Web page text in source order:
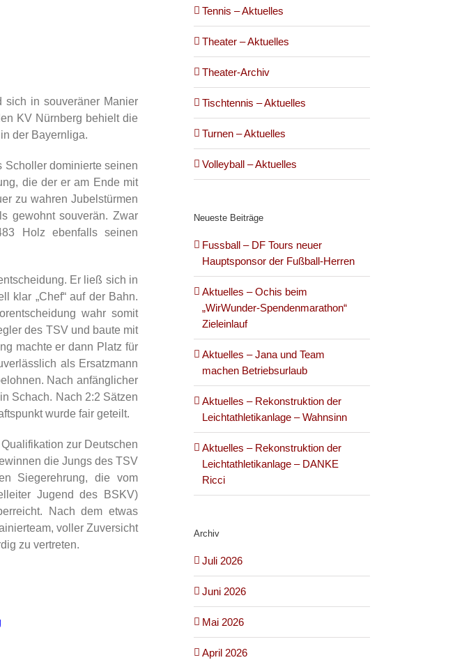
sich in souveräner Manier
KV Nürnberg behielt die
der Bayernliga.
Scholler dominierte seinen
die der er am Ende mit
zu wahren Jubelstürmen
gewohnt souverän. Zwar
Holz ebenfalls seinen
Er ließ sich in
klar „Chef“ auf der Bahn.
wahr somit
des TSV und baute mit
machte er dann Platz für
als Ersatzmann
Nach anfänglicher
Schach. Nach 2:2 Sätzen
wurde fair geteilt.
zur Deutschen
die Jungs des TSV
Siegerehrung, die vom
Jugend des BSKV)
Nach dem etwas
voller Zuversicht
zu vertreten.
Tennis – Aktuelles
Theater – Aktuelles
Theater-Archiv
Tischtennis – Aktuelles
Turnen – Aktuelles
Volleyball – Aktuelles
Neueste Beiträge
Fussball – DF Tours neuer
Hauptsponsor der Fußball-Herren
Aktuelles – Ochis beim
„WirWunder-Spendenmarathon“
Zieleinlauf
Aktuelles – Jana und Team
machen Betriebsurlaub
Aktuelles – Rekonstruktion der
Leichtathletikanlage – Wahnsinn
Aktuelles – Rekonstruktion der
Leichtathletikanlage – DANKE
Ricci
Archiv
Juli 2026
Juni 2026
Mai 2026
April 2026